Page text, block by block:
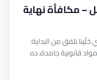
– مكافأة نهاية
نتفق من البداية:
قانونية جامدة، ده